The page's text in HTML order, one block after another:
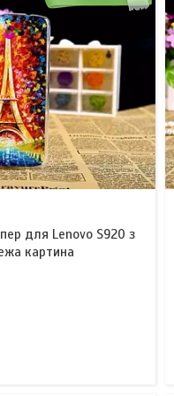
для Lenovo S920 з
картина